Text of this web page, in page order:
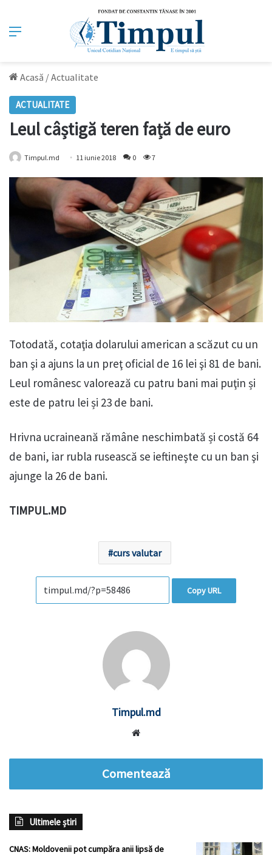
Meniu
Acasă /Actualitate
ACTUALITATE
Leul câștigă teren față de euro
Timpul.md 11 iunie 2018 0 7
Totodată, cotaţia dolarului american a scăzut cu un
ban şi a ajuns la un preţ oficial de 16 lei şi 81 de bani.
Leul românesc valorează cu patru bani mai puţin și
este de patru lei și 23 de bani.
Hrivna ucraineană rămâne neschimbată și costă 64
de bani, iar rubla rusească se ieftineşte cu un ban şi
ajunge la 26 de bani.
TIMPUL.MD
curs valutar
Copy URL
Timpul.md
Comentează
Ultimele știri
CNAS: Moldovenii pot cumpăra anii lipsă de